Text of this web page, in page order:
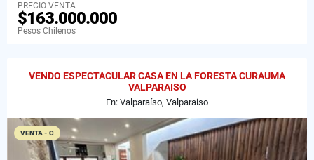
PRECIO VENTA
$163.000.000
Pesos Chilenos
VENDO ESPECTACULAR CASA EN LA FORESTA CURAUMA
VALPARAISO
En: Valparaíso, Valparaiso
VENTA - C